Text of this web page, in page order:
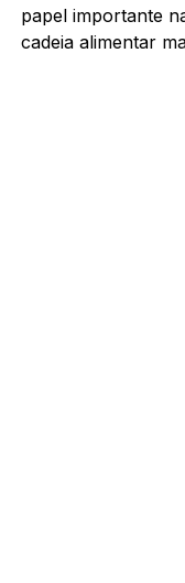
papel importante
cadeia alimentar